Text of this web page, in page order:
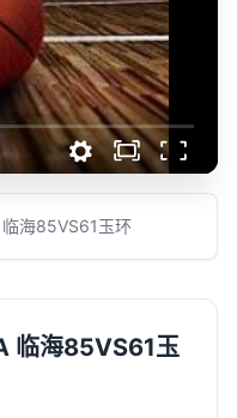
海85VS61玉环
临海85VS61玉